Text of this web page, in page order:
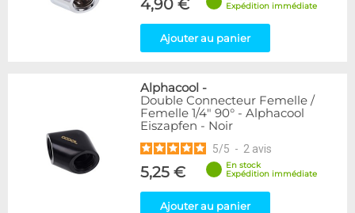
4,90 €
Expédition immédiate
Ajouter au panier
Alphacool -
Double Connecteur Femelle /
Femelle 1/4" 90° - Alphacool
Eiszapfen - Noir
5/5 - 2 avis
5,25 €
En stock
Expédition immédiate
Ajouter au panier